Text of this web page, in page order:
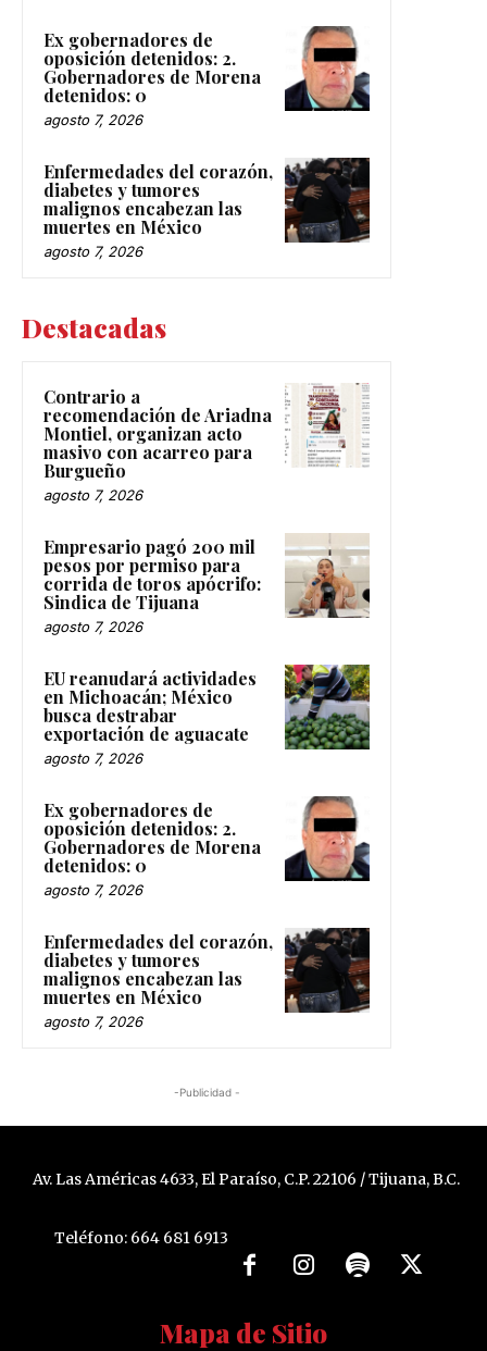
Ex gobernadores de
oposición detenidos: 2.
Gobernadores de Morena
detenidos: 0
agosto 7, 2026
Enfermedades del corazón,
diabetes y tumores
malignos encabezan las
muertes en México
agosto 7, 2026
Destacadas
Contrario a
recomendación de Ariadna
Montiel, organizan acto
masivo con acarreo para
Burgueño
agosto 7, 2026
Empresario pagó 200 mil
pesos por permiso para
corrida de toros apócrifo:
Sindica de Tijuana
agosto 7, 2026
EU reanudará actividades
en Michoacán; México
busca destrabar
exportación de aguacate
agosto 7, 2026
Ex gobernadores de
oposición detenidos: 2.
Gobernadores de Morena
detenidos: 0
agosto 7, 2026
Enfermedades del corazón,
diabetes y tumores
malignos encabezan las
muertes en México
agosto 7, 2026
-Publicidad -
Av. Las Américas 4633, El Paraíso, C.P. 22106 / Tijuana, B.C.
Teléfono: 664 681 6913
Mapa de Sitio